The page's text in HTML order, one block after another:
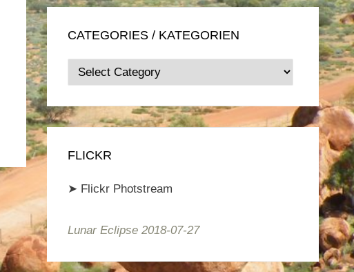
CATEGORIES / KATEGORIEN
Categories
/
Kategorien
FLICKR
➤ Flickr Photstream
Lunar Eclipse 2018-07-27